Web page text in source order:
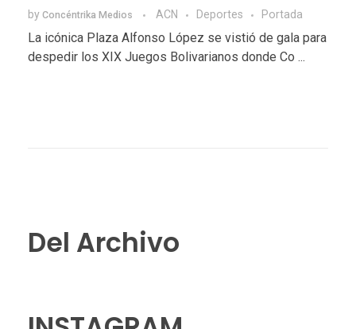
by Concéntrika Medios ACN Deportes Portada
La icónica Plaza Alfonso López se vistió de gala para
despedir los XIX Juegos Bolivarianos donde Co ...
Del Archivo